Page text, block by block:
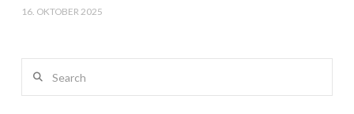
16. OKTOBER 2025